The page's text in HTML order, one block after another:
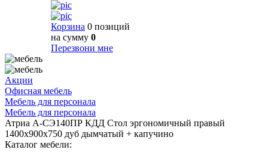
Корзина 0 позиций
на сумму 0
Перезвони мне
Акции
Офисная мебель
Мебель для персонала
Мебель для персонала
Атриа А-СЭ140ПР КДД Стол эргономичный правый
1400х900х750 дуб дымчатый + капучино
Каталог мебели: